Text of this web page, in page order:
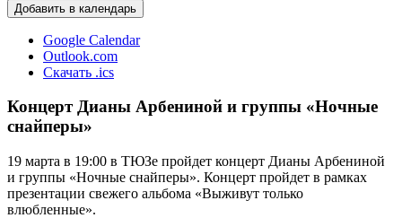
Добавить в календарь
Google Calendar
Outlook.com
Скачать .ics
Концерт Дианы Арбениной и группы «Ночные
снайперы»
19 марта в 19:00 в ТЮЗе пройдет концерт Дианы Арбениной
и группы «Ночные снайперы». Концерт пройдет в рамках
презентации свежего альбома «Выживут только
влюбленные».